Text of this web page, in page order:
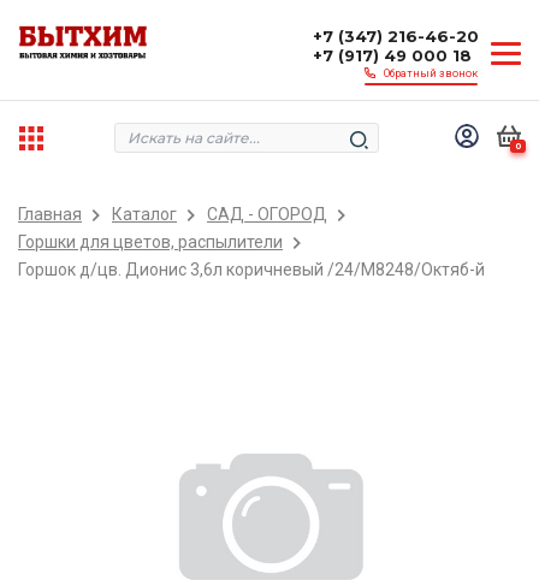
+7 (347) 216-46-20
+7 (917) 49 000 18
Обратный звонок
0
Главная Каталог
САД - ОГОРОД
Горшки для цветов, распылители
Горшок д/цв. Дионис 3,6л коричневый /24/М8248/Октяб-й